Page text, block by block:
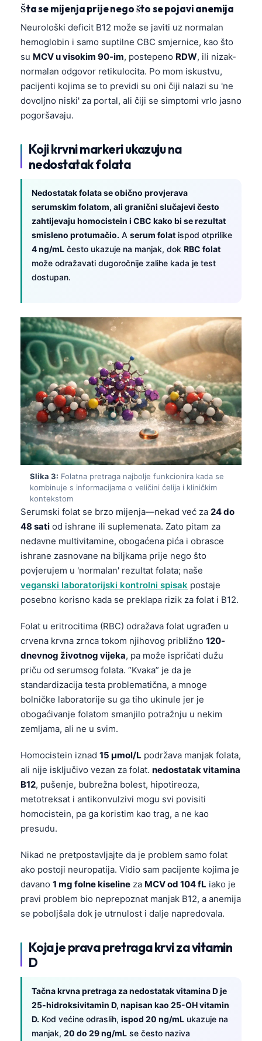
Šta se mijenja prije nego što se pojavi anemija
Neurološki deficit B12 može se javiti uz normalan
hemoglobin i samo suptilne CBC smjernice, kao što
su MCV u visokim 90-im, postepeno RDW, ili nizak-
normalan odgovor retikulocita. Po mom iskustvu,
pacijenti kojima se to previdi su oni čiji nalazi su 'ne
dovoljno niski' za portal, ali čiji se simptomi vrlo jasno
pogoršavaju.
Koji krvni markeri ukazuju na
nedostatak folata
Nedostatak folata se obično provjerava
serumskim folatom, ali granični slučajevi često
zahtijevaju homocistein i CBC kako bi se rezultat
smisleno protumačio. A serum folat ispod otprilike
4 ng/mL često ukazuje na manjak, dok RBC folat
može odražavati dugoročnije zalihe kada je test
dostupan.
Slika 3: Folatna pretraga najbolje funkcionira kada se
kombinuje s informacijama o veličini ćelija i kliničkim
kontekstom
Serumski folat se brzo mijenja—nekad već za 24 do
48 sati od ishrane ili suplemenata. Zato pitam za
nedavne multivitamine, obogaćena pića i obrasce
ishrane zasnovane na biljkama prije nego što
povjerujem u 'normalan' rezultat folata; naše
veganski laboratorijski kontrolni spisak postaje
posebno korisno kada se preklapa rizik za folat i B12.
Folat u eritrocitima (RBC) odražava folat ugrađen u
crvena krvna zrnca tokom njihovog približno 120-
dnevnog životnog vijeka, pa može ispričati dužu
priču od serumsog folata. “Kvaka” je da je
standardizacija testa problematična, a mnoge
bolničke laboratorije su ga tiho ukinule jer je
obogaćivanje folatom smanjilo potražnju u nekim
zemljama, ali ne u svim.
Homocistein iznad 15 µmol/L podržava manjak folata,
ali nije isključivo vezan za folat. nedostatak vitamina
B12, pušenje, bubrežna bolest, hipotireoza,
metotreksat i antikonvulzivi mogu svi povisiti
homocistein, pa ga koristim kao trag, a ne kao
presudu.
Nikad ne pretpostavljajte da je problem samo folat
ako postoji neuropatija. Vidio sam pacijente kojima je
davano 1 mg folne kiseline za MCV od 104 fL iako je
pravi problem bio neprepoznat manjak B12, a anemija
se poboljšala dok je utrnulost i dalje napredovala.
Koja je prava pretraga krvi za vitamin
D
Tačna krvna pretraga za nedostatak vitamina D je
25-hidroksivitamin D, napisan kao 25-OH vitamin
D. Kod većine odraslih, ispod 20 ng/mL ukazuje na
manjak, 20 do 29 ng/mL se često naziva